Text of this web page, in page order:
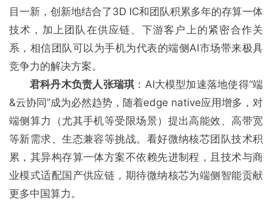
目一新，创新地结合了3D IC和团队积累多年的存算一体
技术，加上团队在供应链、下游客户上的紧密合作关
系，相信团队可以为手机为代表的端侧AI市场带来极具
竞争力的解决方案。
君科丹木负责人张瑞琪 ：AI大模型加速落地使得“端
&云协同”成为必然趋势，随着edge native应用增多，对
端侧算力（尤其手机等受限场景）提出高能效、高带宽
等新需求、生态兼容等挑战。看好微纳核芯团队技术积
累，其异构存算一体方案不依赖先进制程，且技术与商
业模式适配国产供应链，期待微纳核芯为端侧智能贡献
更多中国算力。